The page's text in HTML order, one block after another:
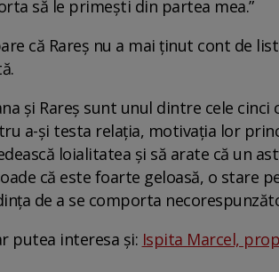
să le primești din partea mea.”
că Rareș nu a mai ținut cont de
și Rareș sunt unul dintre cele
a-și testa relația, motivația lor
loialitatea și să arate că un
că este foarte geloasă, o stare
de a se comporta
putea interesa și: Ispita Marcel,